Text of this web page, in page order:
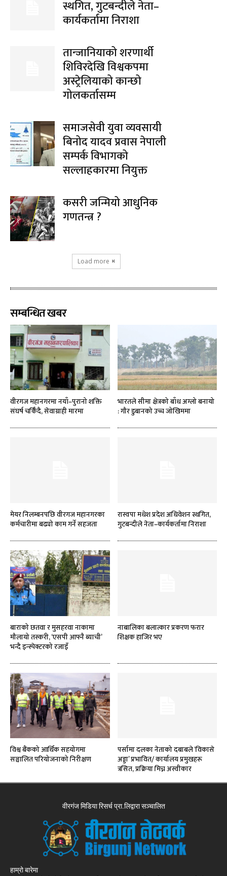
स्थगित, गुटबन्दीले नेता–
कार्यकर्तामा निराशा
तान्जानियाको शरणार्थी
शिविरदेखि विश्वकपमा
अस्ट्रेलियाको कान्छो
गोलकर्तासम्म
समाजसेवी युवा व्यवसायी
बिनोद यादव प्रवास नेपाली
सम्पर्क विभागको
सल्लाहकारमा नियुक्त
कसरी जन्मियो आधुनिक
गणतन्त्र ?
Load more
सम्बन्धित खबर
वीरगज महानगरमा नयाँ–पुरानो शक्ति
संघर्ष चर्किँदै, सेवाग्राही मारमा
भारतले सीमा क्षेत्रको बाँध अग्लो बनायो
: गौर डुबानको उच्च जोखिममा
मेयर निलम्बनपछि वीरगज महानगरका
कर्मचारीमा बढ्यो काम गर्ने सहजता
रास्वपा मधेश प्रदेश अधिवेशन स्थगित,
गुटबन्दीले नेता–कार्यकर्तामा निराशा
बाराको छतवा र मुसहरवा नाकामा
मौलायो तस्करी, ‘एसपी आफ्नै ब्याची’
भन्दै इन्स्पेक्टरको रजाइँ
नाबालिका बलात्कार प्रकरण फरार
शिक्षक हाजिर भए
विश्व बैंकको आर्थिक सहयोगमा
सञ्चालित परियोजनाको निरीक्षण
पर्सामा दलका नेताको दबाबले ‘विकासे
अड्डा’ प्रभावित/ कार्यालय प्रमुखहरू
त्रसित, प्रक्रिया मिच्न अस्वीकार
वीरगंज मिडिया रिसर्च प्रा.लिद्वारा सञ्चालित
हाम्रो बारेमा